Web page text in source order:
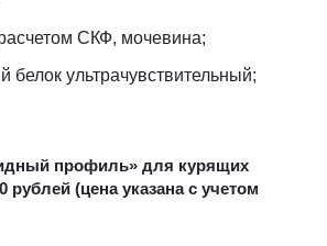
СКФ, мочевина;
белок ультрачувствительный;
профиль» для курящих
рублей (цена указана с учетом